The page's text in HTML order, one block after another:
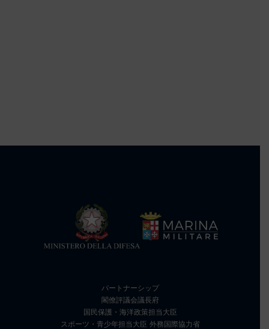
パートナーシップ
閣僚評議会議長府
国民保護・海洋政策担当大臣
スポーツ・青少年担当大臣 外務国際協力省